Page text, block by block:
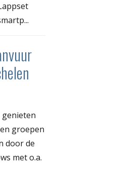
genieten
groepen
door de
met o.a.